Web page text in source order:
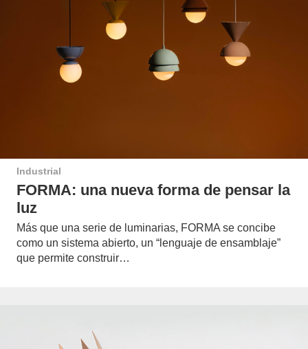
Industrial
FORMA: una nueva forma de pensar la
luz
Más que una serie de luminarias, FORMA se concibe
como un sistema abierto, un “lenguaje de ensamblaje”
que permite construir…